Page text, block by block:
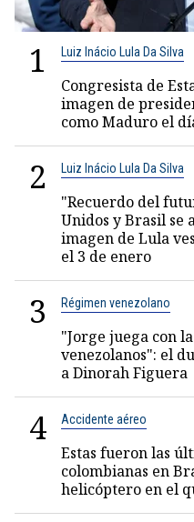
1 Luiz Inácio Lula Da Silva
Congresista de
imagen de
como Maduro el
2 Luiz Inácio Lula Da Silva
"Recuerdo del
Unidos y Brasil se
imagen de Lula
el 3 de enero
3 Régimen venezolano
"Jorge juega con
venezolanos": el
a Dinorah Figuera
4 Accidente aéreo
Estas fueron las
colombianas en
helicóptero en el